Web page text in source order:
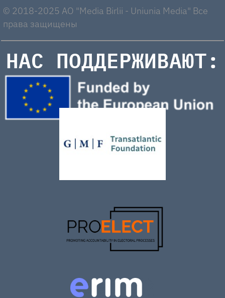
© 2018-2025 AO "Media Birlii - Uniunia Media" Все
права защищены
НАС ПОДДЕРЖИВАЮТ: